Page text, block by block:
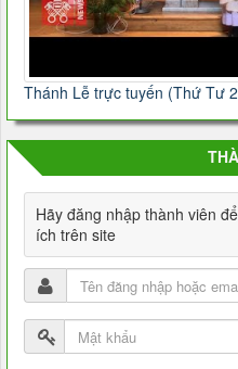
Thánh Lễ trực tuyến (Thứ Tư
Hãy đăng nhập thành viên
ích trên site